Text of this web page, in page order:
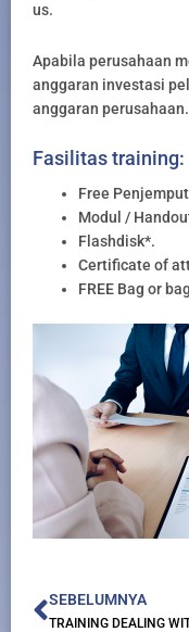
us.
Apabila perusahaan
anggaran investasi
anggaran perusahaan.
Fasilitas training:
Free
Modul /
Flashdisk*.
Certificate of
FREE Bag or
Prev
SEBELUMNYA